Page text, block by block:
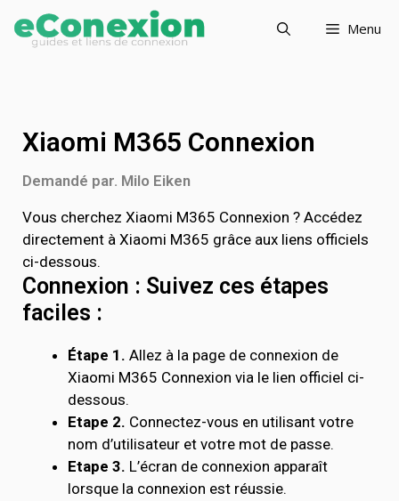
Menu
Xiaomi M365 Connexion
Demandé par. Milo Eiken
Vous cherchez Xiaomi M365 Connexion ? Accédez
directement à Xiaomi M365 grâce aux liens officiels
ci-dessous.
Connexion : Suivez ces étapes
faciles :
Étape 1. Allez à la page de connexion de
Xiaomi M365 Connexion via le lien officiel ci-
dessous.
Etape 2. Connectez-vous en utilisant votre
nom d’utilisateur et votre mot de passe.
Etape 3. L’écran de connexion apparaît
lorsque la connexion est réussie.